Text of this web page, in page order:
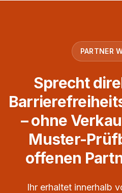
PARTNER
Sprecht
– ohne
Muster-
offenen
Ihr erhaltet innerhalb